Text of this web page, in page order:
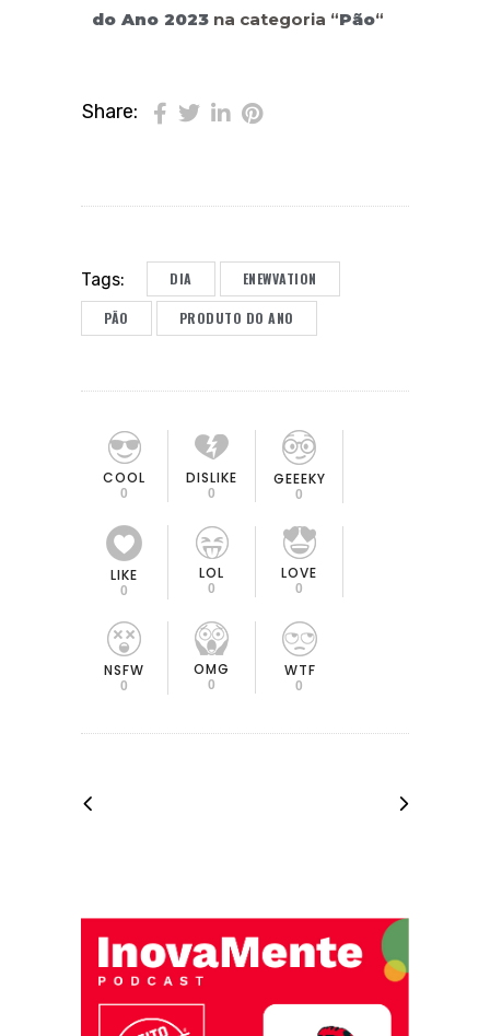
do Ano 2023 na categoria “Pão“
Share:
Tags: DIA ENEWVATION
PÃO PRODUTO DO ANO
COOL
0
DISLIKE
0
GEEEKY
0
LIKE
0
LOL
0
LOVE
0
NSFW
0
OMG
0
WTF
0